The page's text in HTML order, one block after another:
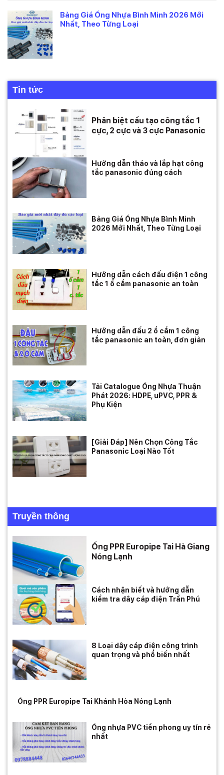
Bảng Giá Ống Nhựa Bình Minh 2026 Mới
Nhất, Theo Từng Loại
Tin tức
Phân biệt cấu tạo công tắc 1
cực, 2 cực và 3 cực Panasonic
Hướng dẫn tháo và lắp hạt công
tắc panasonic đúng cách
Bảng Giá Ống Nhựa Bình Minh
2026 Mới Nhất, Theo Từng Loại
Hướng dẫn cách đấu điện 1 công
tắc 1 ổ cắm panasonic an toàn
Hướng dẫn đấu 2 ổ cắm 1 công
tắc panasonic an toàn, đơn giản
Tải Catalogue Ống Nhựa Thuận
Phát 2026: HDPE, uPVC, PPR &
Phụ Kiện
[Giải Đáp] Nên Chọn Công Tắc
Panasonic Loại Nào Tốt
Truyền thông
Ống PPR Europipe Tai Hà Giang
Nóng Lạnh
Cách nhận biết và hướng dẫn
kiểm tra dây cáp điện Trần Phú
8 Loại dây cáp điện công trình
quan trọng và phổ biến nhất
Ống PPR Europipe Tai Khánh Hòa Nóng Lạnh
Ống nhựa PVC tiền phong uy tín rẻ
nhất